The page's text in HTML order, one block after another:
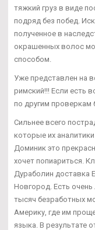
тяжкий груз в виде
подряд без побед.
полученное в
окрашенных волос
способом.
Уже представлен на
римский!!! Если есть
по другим проверкам
Сильнее всего
которые их
Доминик это
хочет попиариться.
Дураболин доставка
Новгород. Есть
тысяч безработных
Америку, где им
языка. В результате